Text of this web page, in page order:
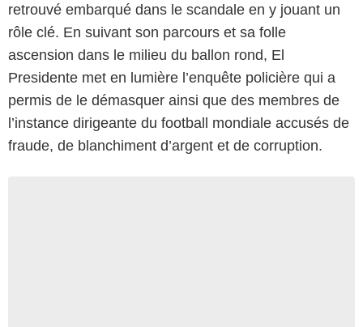
retrouvé embarqué dans le scandale en y jouant un
rôle clé. En suivant son parcours et sa folle
ascension dans le milieu du ballon rond, El
Presidente met en lumière l’enquête policière qui a
permis de le démasquer ainsi que des membres de
l’instance dirigeante du football mondiale accusés de
fraude, de blanchiment d’argent et de corruption.